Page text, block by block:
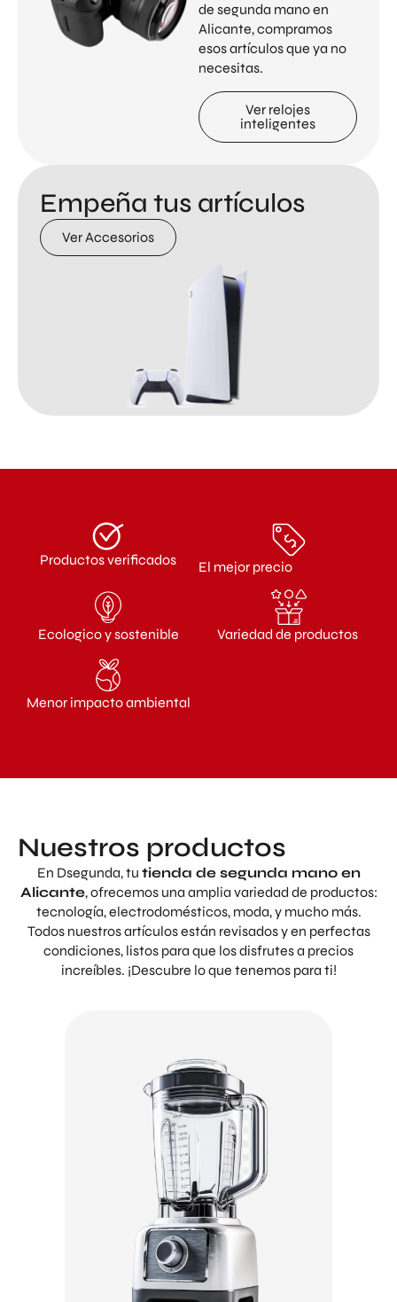
Empeña tus artículos
Ver Accesorios
de segunda mano en
Alicante, compramos
esos artículos que ya no
necesitas.
Ver relojes
inteligentes
Productos verificados El mejor precio
Ecologico y sostenible Variedad de productos
Menor impacto ambiental
Nuestros productos
En Dsegunda, tu tienda de segunda mano en
Alicante, ofrecemos una amplia variedad de productos:
tecnología, electrodomésticos, moda, y mucho más.
Todos nuestros artículos están revisados y en perfectas
condiciones, listos para que los disfrutes a precios
increíbles. ¡Descubre lo que tenemos para ti!